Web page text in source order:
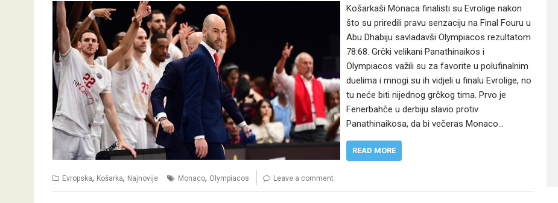
Košarkaši Monaca finalisti su Evrolige nakon
što su priredili pravu senzaciju na Final Fouru u
Abu Dhabiju savladavši Olympiacos rezultatom
78:68. Grčki velikani Panathinaikos i
Olympiacos važili su za favorite u polufinalnim
duelima i mnogi su ih vidjeli u finalu Evrolige, no
tu neće biti nijednog grčkog tima. Prvo je
Fenerbahče u derbiju slavio protiv
Panathinaikosa, da bi večeras Monaco…
READ MORE
Evropska, Košarka, Najnovije Monaco, Olympiacos Leave a comment